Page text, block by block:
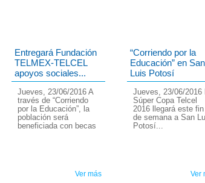
Entregará Fundación
TELMEX-TELCEL
apoyos sociales...
Jueves, 23/06/2016 A
través de “Corriendo
por la Educación”, la
población será
beneficiada con becas
Ver más
“Corriendo por la
Educación” en San
Luis Potosí
Jueves, 23/06/2016
Súper Copa Telcel
2016 llegará este fin
de semana a San
Potosí...
Ver